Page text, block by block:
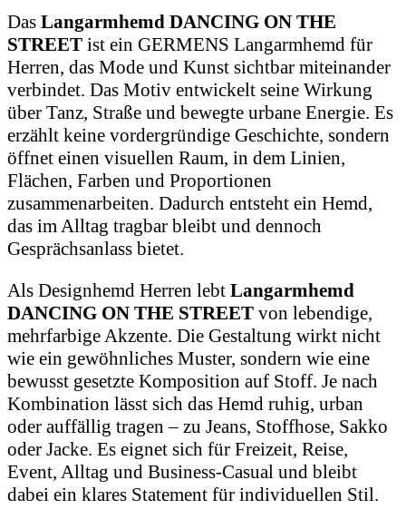
Das Langarmhemd DANCING ON THE
STREET ist ein GERMENS Langarmhemd für
Herren, das Mode und Kunst sichtbar miteinander
verbindet. Das Motiv entwickelt seine Wirkung
über Tanz, Straße und bewegte urbane Energie. Es
erzählt keine vordergründige Geschichte, sondern
öffnet einen visuellen Raum, in dem Linien,
Flächen, Farben und Proportionen
zusammenarbeiten. Dadurch entsteht ein Hemd,
das im Alltag tragbar bleibt und dennoch
Gesprächsanlass bietet.
Als Designhemd Herren lebt Langarmhemd
DANCING ON THE STREET von lebendige,
mehrfarbige Akzente. Die Gestaltung wirkt nicht
wie ein gewöhnliches Muster, sondern wie eine
bewusst gesetzte Komposition auf Stoff. Je nach
Kombination lässt sich das Hemd ruhig, urban
oder auffällig tragen – zu Jeans, Stoffhose, Sakko
oder Jacke. Es eignet sich für Freizeit, Reise,
Event, Alltag und Business-Casual und bleibt
dabei ein klares Statement für individuellen Stil.